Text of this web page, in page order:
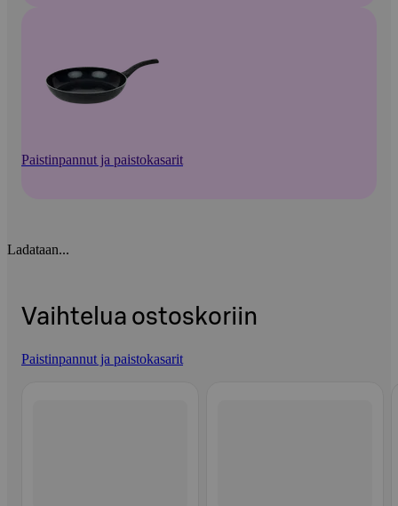
Paistinpannut ja paistokasarit
Ladataan...
Vaihtelua ostoskoriin
Paistinpannut ja paistokasarit